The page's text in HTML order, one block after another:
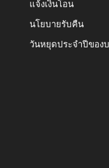
แจ้งเงินโอน
นโยบายรับคืน
วันหยุดประจำปีของ